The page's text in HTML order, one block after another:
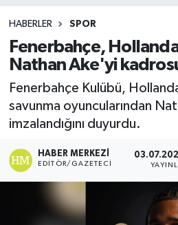
HABERLER SPOR
Fenerbahçe,
Nathan Ake'yi
Fenerbahçe Kulübü, Hollanda
savunma oyuncularından
imzalandığını duyurdu.
HABER MERKEZI
EDITÖR/GAZETECI
Magazin
Spor
Sağlık
Teknoloji
Turizm
Kültür - Sanat
Süper Lig Puan Durumu ve
Tüm Manşetler
Son Dakika Haberleri
Haber Arşivi